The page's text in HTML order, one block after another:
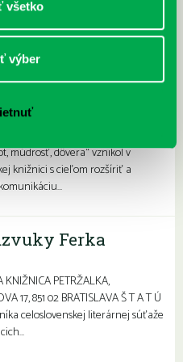
všetko
výber
dôvera
múdrosť, dôvera“ vznikol v
knižnici s cieľom rozšíriť a
Ferka
KNIŽNICA PETRŽALKA,
17, 851 02 BRATISLAVA Š T A T Ú
celoslovenskej literárnej súťaže